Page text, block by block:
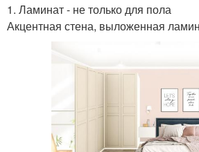
1. Ламинат - не только для пола
Акцентная стена, выложенная